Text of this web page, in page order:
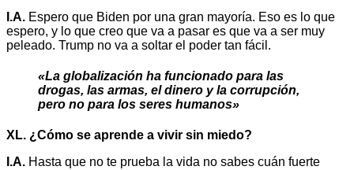
I.A. Espero que Biden por una gran mayoría. Eso es lo que
espero, y lo que creo que va a pasar es que va a ser muy
peleado. Trump no va a soltar el poder tan fácil.
«La globalización ha funcionado para las
drogas, las armas, el dinero y la corrupción,
pero no para los seres humanos»
XL. ¿Cómo se aprende a vivir sin miedo?
I.A. Hasta que no te prueba la vida no sabes cuán fuerte